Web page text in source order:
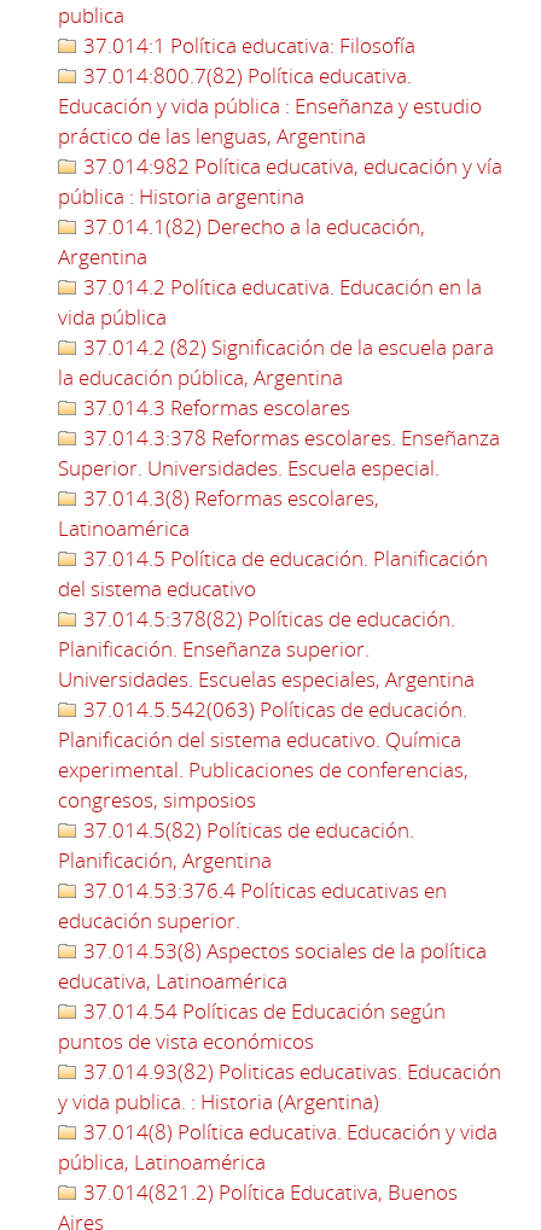
publica
37.014:1 Política educativa: Filosofía
37.014:800.7(82) Política educativa.
Educación y vida pública : Enseñanza y estudio
práctico de las lenguas, Argentina
37.014:982 Política educativa, educación y vía
pública : Historia argentina
37.014.1(82) Derecho a la educación,
Argentina
37.014.2 Política educativa. Educación en la
vida pública
37.014.2 (82) Significación de la escuela para
la educación pública, Argentina
37.014.3 Reformas escolares
37.014.3:378 Reformas escolares. Enseñanza
Superior. Universidades. Escuela especial.
37.014.3(8) Reformas escolares,
Latinoamérica
37.014.5 Política de educación. Planificación
del sistema educativo
37.014.5:378(82) Políticas de educación.
Planificación. Enseñanza superior.
Universidades. Escuelas especiales, Argentina
37.014.5.542(063) Políticas de educación.
Planificación del sistema educativo. Química
experimental. Publicaciones de conferencias,
congresos, simposios
37.014.5(82) Políticas de educación.
Planificación, Argentina
37.014.53:376.4 Políticas educativas en
educación superior.
37.014.53(8) Aspectos sociales de la política
educativa, Latinoamérica
37.014.54 Políticas de Educación según
puntos de vista económicos
37.014.93(82) Politicas educativas. Educación
y vida publica. : Historia (Argentina)
37.014(8) Política educativa. Educación y vida
pública, Latinoamérica
37.014(821.2) Política Educativa, Buenos
Aires